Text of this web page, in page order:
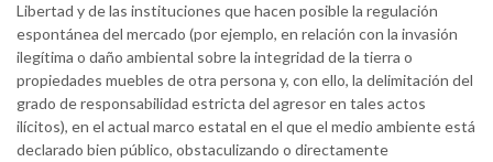
Libertad y de las instituciones que hacen posible la regulación
espontánea del mercado (por ejemplo, en relación con la invasión
ilegítima o daño ambiental sobre la integridad de la tierra o
propiedades muebles de otra persona y, con ello, la delimitación del
grado de responsabilidad estricta del agresor en tales actos
ilícitos), en el actual marco estatal en el que el medio ambiente está
declarado bien público, obstaculizando o directamente